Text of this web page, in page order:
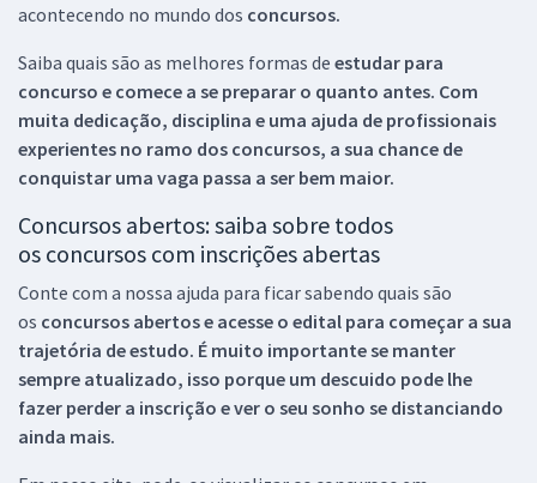
acontecendo no mundo dos concursos.
Saiba quais são as melhores formas de estudar para
concurso e comece a se preparar o quanto antes. Com
muita dedicação, disciplina e uma ajuda de profissionais
experientes no ramo dos concursos, a sua chance de
conquistar uma vaga passa a ser bem maior.
Concursos abertos: saiba sobre todos
os concursos com inscrições abertas
Conte com a nossa ajuda para ficar sabendo quais são
os concursos abertos e acesse o edital para começar a sua
trajetória de estudo. É muito importante se manter
sempre atualizado, isso porque um descuido pode lhe
fazer perder a inscrição e ver o seu sonho se distanciando
ainda mais.